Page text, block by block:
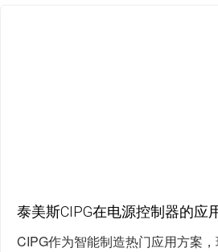
CIPG作为智能制造热门应用方案